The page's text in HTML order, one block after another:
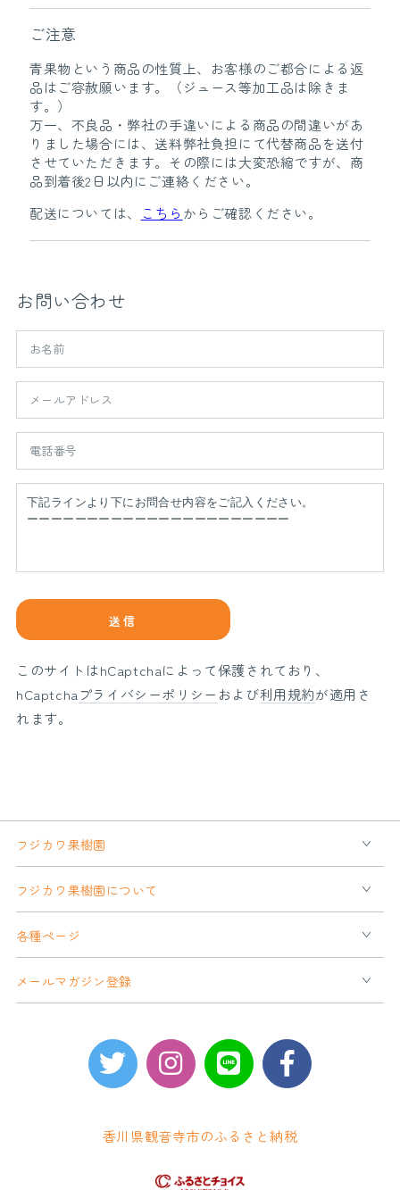
ご注意
青果物という商品の性質上、お客様のご都合による返
品はご容赦願います。（ジュース等加工品は除きま
す。）
万一、不良品・弊社の手違いによる商品の間違いがあ
りました場合には、送料弊社負担にて代替商品を送付
させていただきます。その際には大変恐縮ですが、商
品到着後2日以内にご連絡ください。
配送については、
こちら からご確認ください。
お問い合わせ
名
ー
ア
ド
話
号
お
問
せ
内
容
送信
このサイトはhCaptchaによって保護されており、
hCaptcha プライバシーポリシー および利用規約が適用さ
れます。
フジカワ果樹園
フジカワ果樹園について
各種ページ
メールマガジン登録
香川県観音寺市のふるさと納税